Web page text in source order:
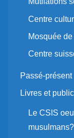
Centre
Mosquée
Centre
Passé-présent
Livres et
Le CSIS
musulmans?